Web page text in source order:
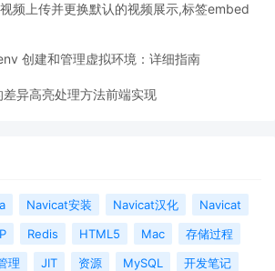
频上传并更换默认的视频展示,标签embed
创建和管理虚拟环境：详细指南
异高亮处理方法前端实现
Navicat安装 Navicat汉化
Navicat
Redis HTML5 Mac
存储过程
理 JIT 资源 MySQL
开发笔记